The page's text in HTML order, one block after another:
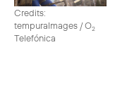
Credits:
tempuraImages / O2
Telefónica